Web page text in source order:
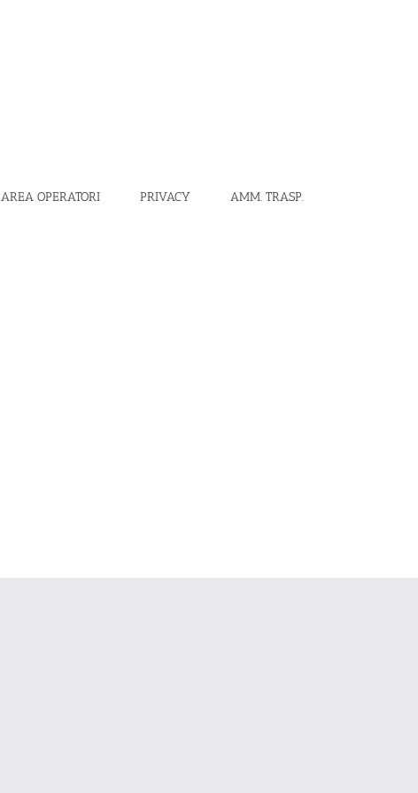
AREA OPERATORI PRIVACY AMM. TRASP.